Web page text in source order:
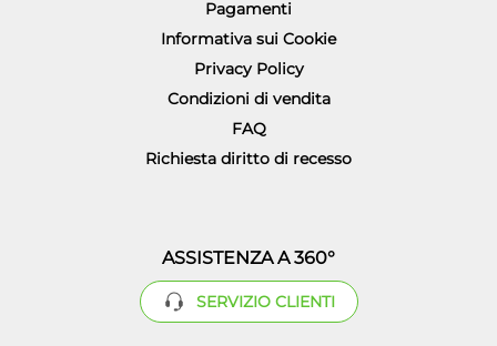
Pagamenti
Informativa sui Cookie
Privacy Policy
Condizioni di vendita
FAQ
Richiesta diritto di recesso
ASSISTENZA A 360°
SERVIZIO CLIENTI